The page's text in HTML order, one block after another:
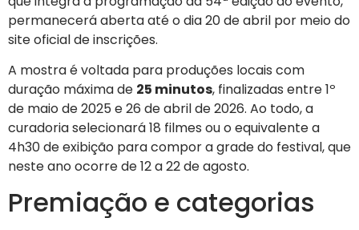
permanecerá aberta até o dia 20 de abril por meio do
site oficial de inscrições.
A mostra é voltada para produções locais com
duração máxima de 25 minutos, finalizadas entre 1º
de maio de 2025 e 26 de abril de 2026. Ao todo, a
curadoria selecionará 18 filmes ou o equivalente a
4h30 de exibição para compor a grade do festival, que
neste ano ocorre de 12 a 22 de agosto.
Premiação e categorias